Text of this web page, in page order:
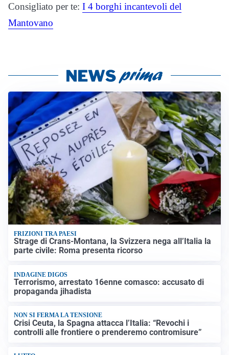
Consigliato per te: I 4 borghi incantevoli del
Mantovano
FRIZIONI TRA PAESI
Strage di Crans-Montana, la Svizzera nega all’Italia la
parte civile: Roma presenta ricorso
INDAGINE DIGOS
Terrorismo, arrestato 16enne comasco: accusato di
propaganda jihadista
NON SI FERMA LA TENSIONE
Crisi Ceuta, la Spagna attacca l’Italia: “Revochi i
controlli alle frontiere o prenderemo contromisure”